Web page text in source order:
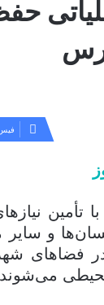
تأمین
و سایر
در فضاهای
محیطی